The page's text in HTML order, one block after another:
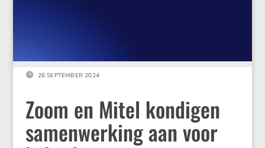
 26 SEPTEMBER 2024
Zoom en Mitel kondigen
samenwerking aan voor